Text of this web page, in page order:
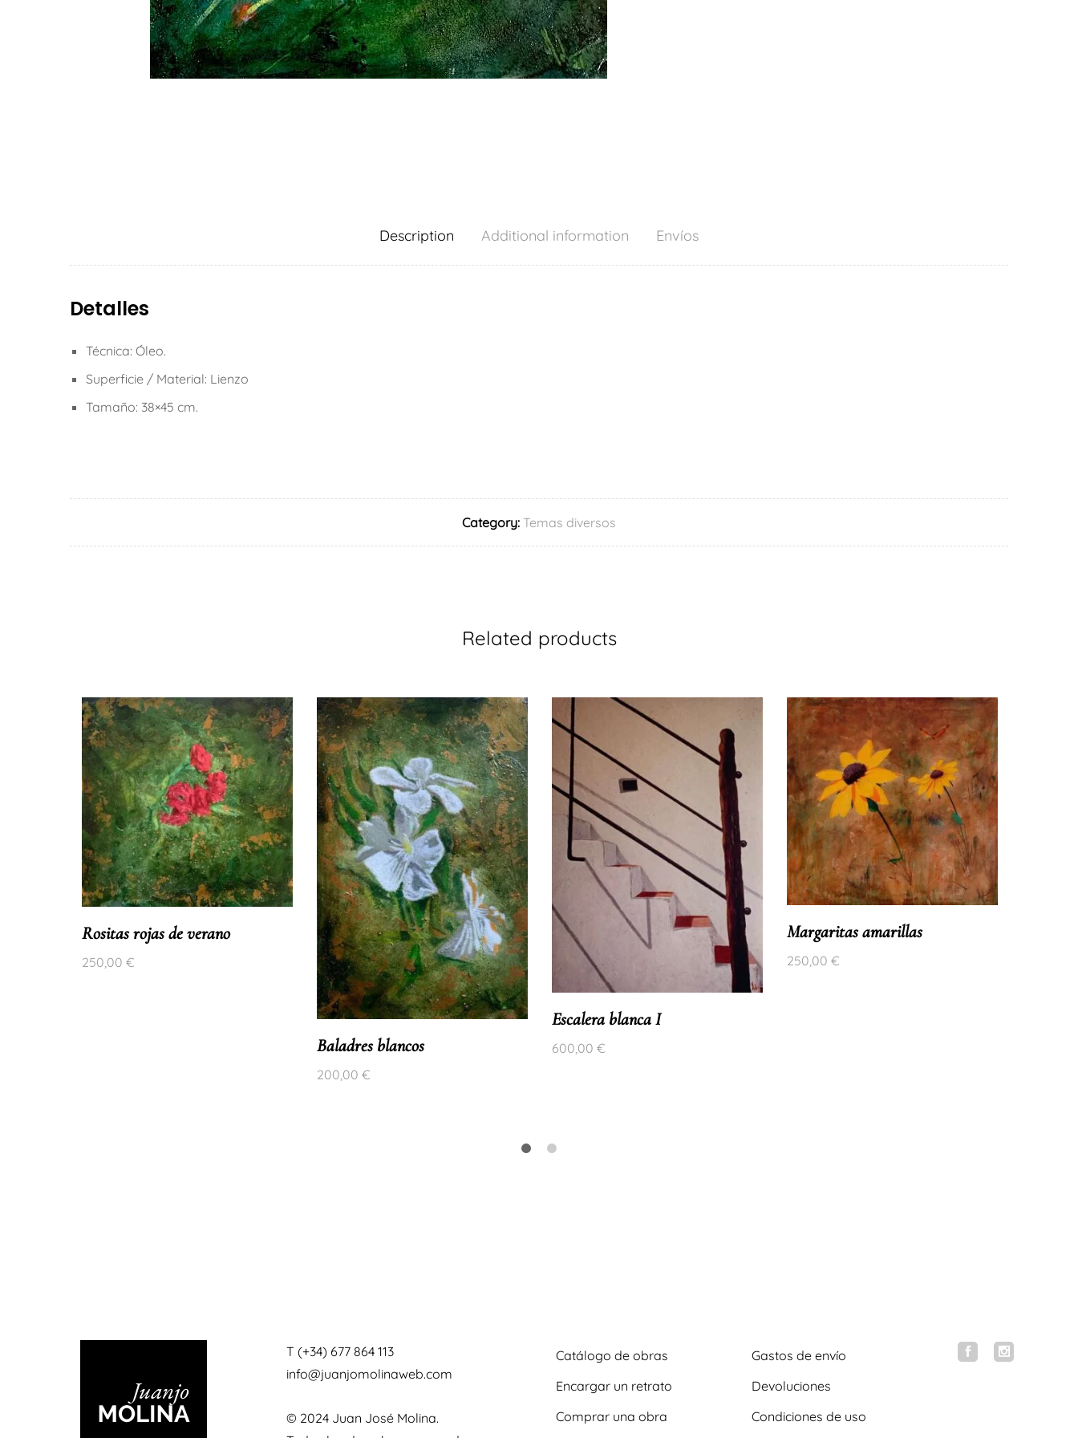
Description Additional information Envíos
Detalles
Técnica: Óleo.
Superficie / Material: Lienzo
Tamaño: 38×45 cm.
Category: Temas diversos
Related products
Rositas rojas de verano
250,00 €
Baladres blancos
200,00 €
Escalera blanca I
600,00 €
Margaritas amarillas
250,00 €
T (+34) 677 864 113
info@juanjomolinaweb.com
© 2024 Juan José Molina.
Catálogo de obras
Encargar un retrato
Comprar una obra
Gastos de envío
Devoluciones
Condiciones de uso